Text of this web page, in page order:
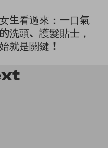
生看過來：一口氣
洗頭、護髮貼士，
就是關鍵！